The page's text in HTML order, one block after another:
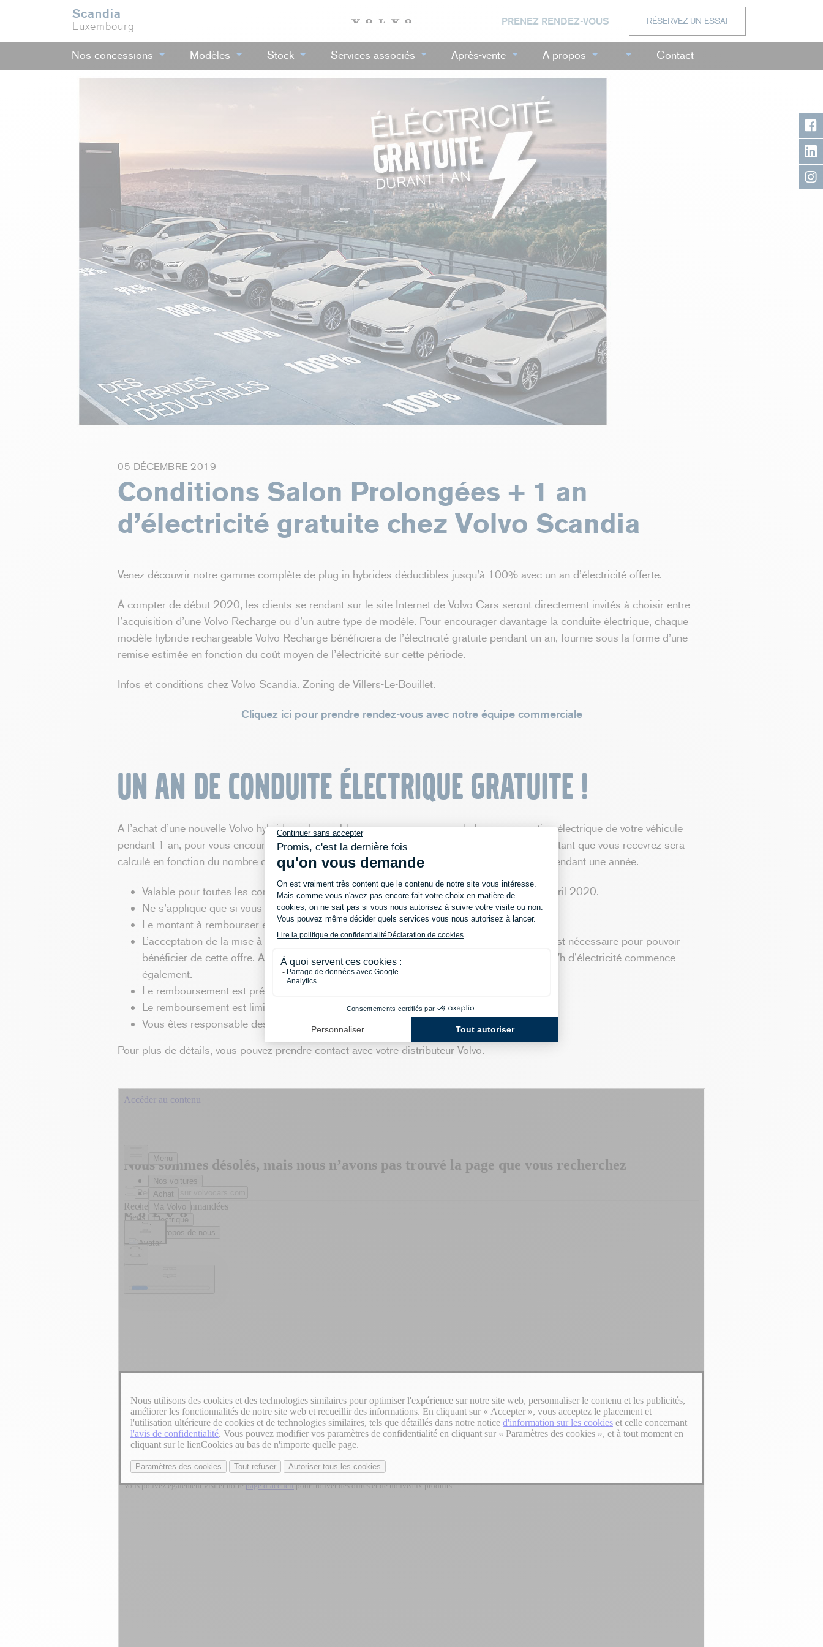
Scandia
Luxembourg PRENEZ RENDEZ-VOUS RÉSERVEZ UN ESSAI
Nos concessions Modèles Stock Services associés Après-vente A propos Contact
05 DÉCEMBRE 2019
Conditions Salon Prolongées + 1 an
d’électricité gratuite chez Volvo Scandia
Venez découvrir notre gamme complète de plug-in hybrides déductibles jusqu’à 100% avec un an d’électricité offerte.
À compter de début 2020, les clients se rendant sur le site Internet de Volvo Cars seront directement invités à choisir entre
l’acquisition d’une Volvo Recharge ou d’un autre type de modèle. Pour encourager davantage la conduite électrique, chaque
modèle hybride rechargeable Volvo Recharge bénéficiera de l’électricité gratuite pendant un an, fournie sous la forme d’une
remise estimée en fonction du coût moyen de l’électricité sur cette période.
Infos et conditions chez Volvo Scandia. Zoning de Villers-Le-Bouillet.
Cliquez ici pour prendre rendez-vous avec notre équipe commerciale
Un an de conduite électrique gratuite !
A l’achat d’une nouvelle Volvo hybride rechargeable, nous nous occupons de la consommation électrique de votre véhicule
pendant 1 an, pour vous encourager à conduire de la manière la plus durable possible. Le montant que vous recevrez sera
calculé en fonction du nombre de kWh consommés pour charger votre Volvo, dès mai 2020 pendant une année.
Valable pour toutes les commandes passées à partir du 16 octobre 2019 jusqu’au 15 avril 2020.
Ne s’applique que si vous conservez la voiture pendant au moins 12 mois.
Le montant à rembourser est fixé à 0,25 € TVAC par kWh.
L’acceptation de la mise à jour de l’applicationapplication Volvo On Call
en mai 2020 est nécessaire pour pouvoir
bénéficier de cette offre. Après acceptation de la mise à jour, la mesure du nombre de kWh d’électricité commence
également.
Le remboursement est prévu au second semestre 2021.
Le remboursement est limité jusqu’à un maximum de 3.000 kWh.
Vous êtes responsable des implications éventuelles en matière fiscale.
Pour plus de détails, vous pouvez prendre contact avec votre distributeur Volvo.